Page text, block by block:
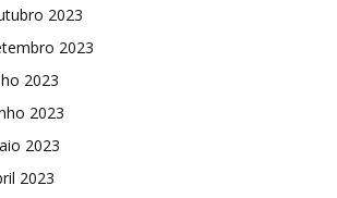
2023
2023
2023
2023
2023
2023